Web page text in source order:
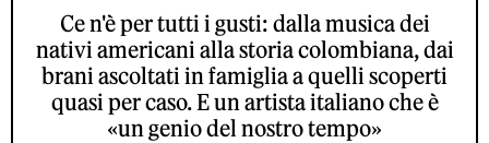
Ce n'è per tutti i gusti: dalla musica dei
nativi americani alla storia colombiana, dai
brani ascoltati in famiglia a quelli scoperti
quasi per caso. E un artista italiano che è
«un genio del nostro tempo»